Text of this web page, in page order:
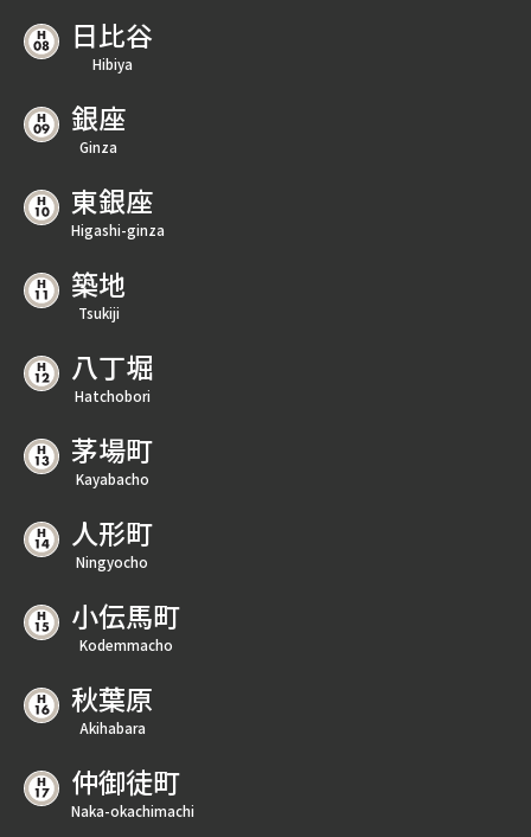
日比谷
Hibiya
銀座
Ginza
東銀座
Higashi-ginza
築地
Tsukiji
八丁堀
Hatchobori
茅場町
Kayabacho
人形町
Ningyocho
小伝馬町
Kodemmacho
秋葉原
Akihabara
仲御徒町
Naka-okachimachi